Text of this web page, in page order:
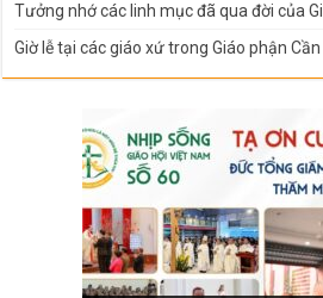
Tưởng nhớ các linh mục đã qua đời của
Giờ lễ tại các giáo xứ trong Giáo phận